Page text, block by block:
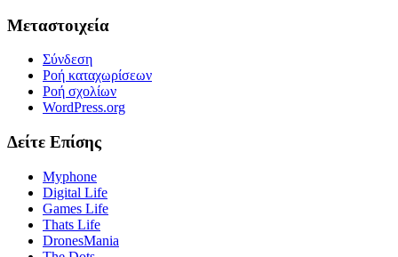
Μεταστοιχεία
Σύνδεση
Ροή καταχωρίσεων
Ροή σχολίων
WordPress.org
Δείτε Επίσης
Myphone
Digital Life
Games Life
Thats Life
DronesMania